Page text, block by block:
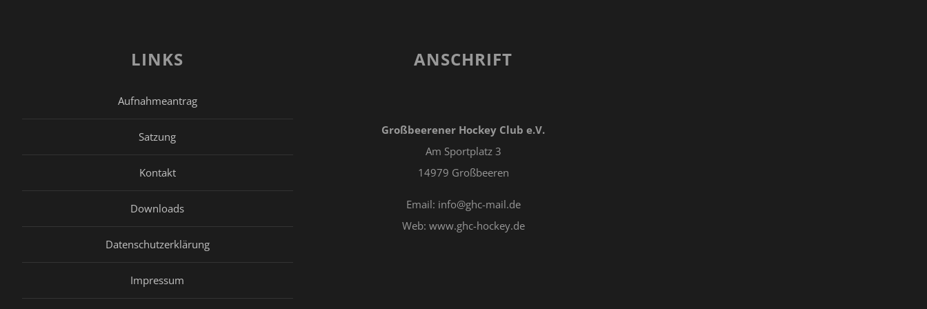
LINKS
Aufnahmeantrag
Satzung
Kontakt
Downloads
Datenschutzerklärung
Impressum
ANSCHRIFT
Großbeerener Hockey Club e.V.
Am Sportplatz 3
14979 Großbeeren
Email: info@ghc-mail.de
Web: www.ghc-hockey.de